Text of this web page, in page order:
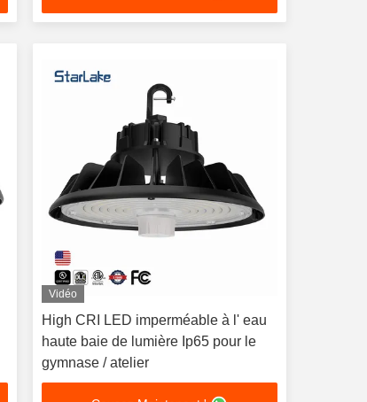
Vidéo
High CRI LED imperméable à l' eau
haute baie de lumière Ip65 pour le
gymnase / atelier